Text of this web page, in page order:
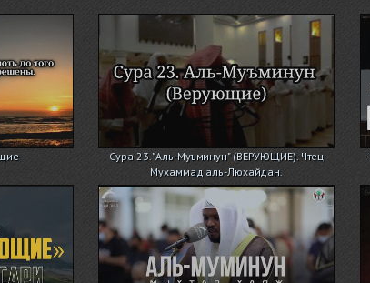
Сура 23. "Аль-Муъминун" (ВЕРУЮЩИЕ). Чтец
Мухаммад аль-Люхайдан.